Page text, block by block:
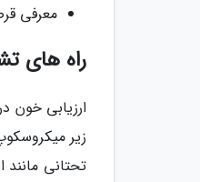
معرفی
راه های
ارزیابی خون
زیر
تحتانی